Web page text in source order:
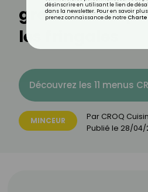
grand-mère
les fringales
Découvrez les 11 menus
MINCEUR Par CROQ
Publié le 28/04/
désinscrire en utilisant le lien de
dans la newsletter. Pour en savoir plus
prenez connaissance de notre